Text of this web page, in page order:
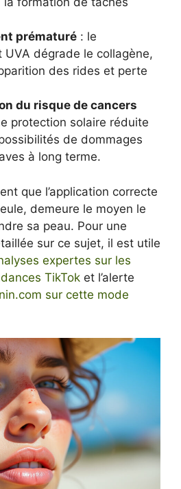
prématuré : le
UVA dégrade le collagène,
des rides et perte
du risque de cancers
protection solaire réduite
de dommages
à long terme.
que l’application correcte
demeure le moyen le
sa peau. Pour une
sur ce sujet, il est utile
expertes sur les
TikTok et l’alerte
sur cette mode